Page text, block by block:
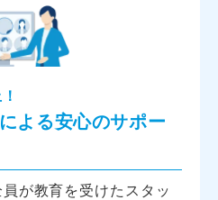
よる安心のサポー
が教育を受けたスタッ